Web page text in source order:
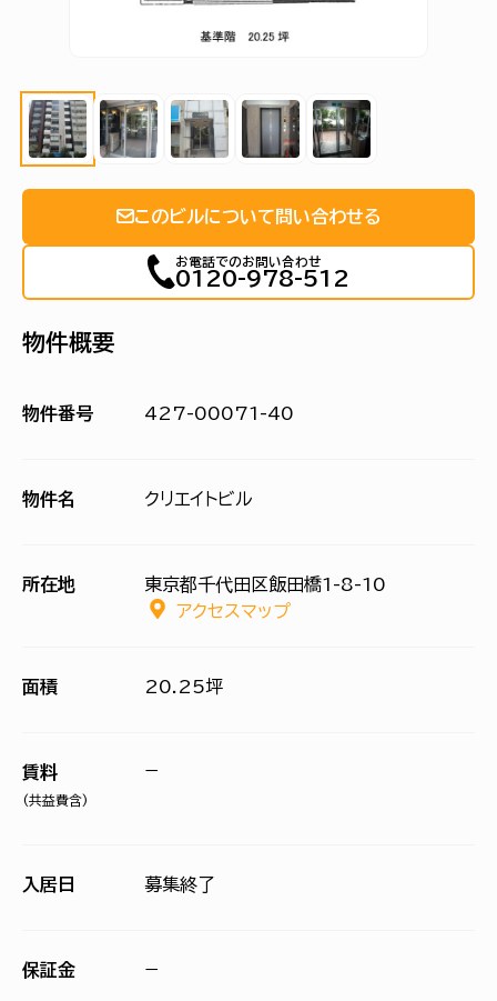
このビルについて問い合わせる
お電話でのお問い合わせ
0120-978-512
物件概要
物件番号 427-00071-40
物件名 クリエイトビル
所在地
東京都千代田区飯田橋1-8-10
アクセスマップ
面積 20.25坪
賃料
(共益費含)
−
入居日 募集終了
保証金 −